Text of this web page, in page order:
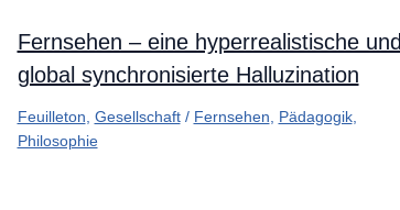
Fernsehen – eine hyperrealistische und
global synchronisierte Halluzination
Feuilleton Gesellschaft/ Fernsehen Pädagogik,
Philosophie